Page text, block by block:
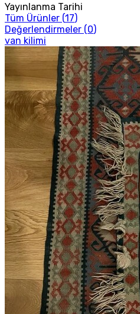
Yayınlanma Tarihi
Tüm Ürünler (17)
Değerlendirmeler (0)
van kilimi